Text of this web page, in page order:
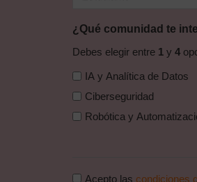
¿Qué comunidad te
Debes elegir entre 1y 4
IA y Analítica de Datos
Ciberseguridad
Robótica y
Consentimiento
Acepto las condiciones